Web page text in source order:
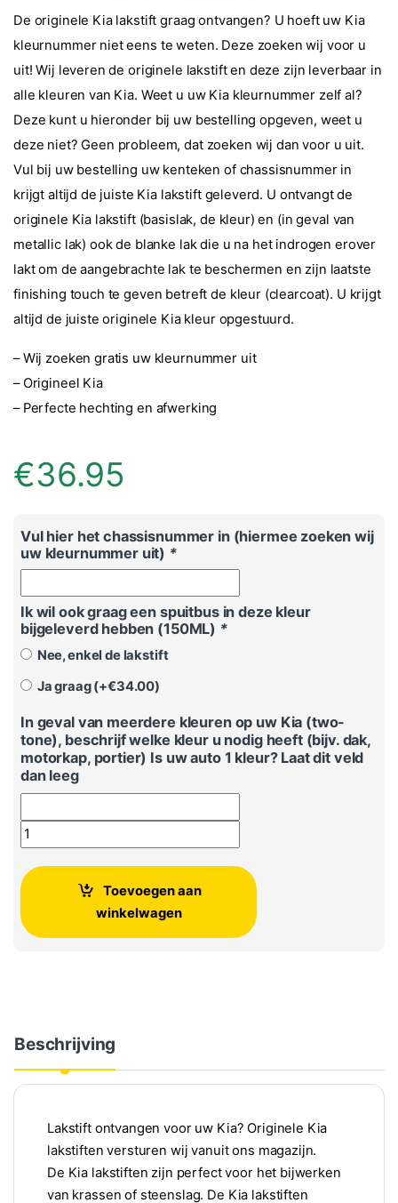
De originele Kia lakstift graag ontvangen? U hoeft uw Kia
kleurnummer niet eens te weten. Deze zoeken wij voor u
uit! Wij leveren de originele lakstift en deze zijn leverbaar in
alle kleuren van Kia. Weet u uw Kia kleurnummer zelf al?
Deze kunt u hieronder bij uw bestelling opgeven, weet u
deze niet? Geen probleem, dat zoeken wij dan voor u uit.
Vul bij uw bestelling uw kenteken of chassisnummer in
krijgt altijd de juiste Kia lakstift geleverd. U ontvangt de
originele Kia lakstift (basislak, de kleur) en (in geval van
metallic lak) ook de blanke lak die u na het indrogen erover
lakt om de aangebrachte lak te beschermen en zijn laatste
finishing touch te geven betreft de kleur (clearcoat). U krijgt
altijd de juiste originele Kia kleur opgestuurd.
– Wij zoeken gratis uw kleurnummer uit
– Origineel Kia
– Perfecte hechting en afwerking
€36.95
Vul hier het chassisnummer in (hiermee zoeken wij
uw kleurnummer uit) *
Ik wil ook graag een spuitbus in deze kleur
bijgeleverd hebben (150ML) *
Nee, enkel de lakstift
Ja graag (+€34.00)
In geval van meerdere kleuren op uw Kia (two-
tone), beschrijf welke kleur u nodig heeft (bijv. dak,
motorkap, portier) Is uw auto 1 kleur? Laat dit veld
dan leeg
Lakstift Kia: Bestel uw kleur aantal
Toevoegen aan
winkelwagen
Beschrijving
Lakstift ontvangen voor uw Kia? Originele Kia
lakstiften versturen wij vanuit ons magazijn.
De Kia lakstiften zijn perfect voor het bijwerken
van krassen of steenslag. De Kia lakstiften